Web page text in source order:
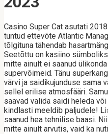
Casino Super Cat asutati
tuntud ettevõte Atlantic
tõlgituna tähendab
Seetõttu on kasiino
mitte ainult ei saanud
supervõimeid. Tänu
värvi ja saidikujunduse sama
sellel erilise atmosfääri.
saavad valida saidi heleda
kindlasti meeldib paljudele!
saanud hea tehnilise baasi.
mitte ainult arvutis, vaid ka